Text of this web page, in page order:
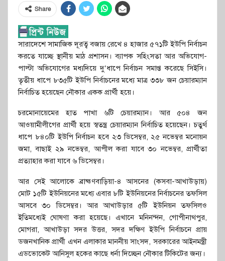
Share
সারাদেশে সামাজিক দূরত্ব বজায় রেখে ৪ হাজার ৫৭১টি ইউপি নির্বাচন
করতে যাচ্ছে স্থানীয় মাঠ প্রশাসন। ব্যাপক সহিংসতা আর অভিযোগ-
পাল্টা অভিযোগের মধ্যদিয়ে দু’ধাপে নির্বাচন সমাপ্ত করেছে সিইসি।
তৃতীয় ধাপে ৮৩৫টি ইউপি নির্বাচনের মধ্যে মাত্র ৩৩৮ জন চেয়ারম্যান
নির্বাচিত হয়েছেন নৌকার একক প্রার্থী হয়ে।
চরমোনায়েমের হাত পাখা ৬টি চেয়ারম্যান। আর ৫০৪ জন
আওয়ামীলীগের প্রার্থী হয়ে স্বতন্ত্র চেয়ারম্যান নির্বাচিত হয়েছেন। চতুর্থ
ধাপে ৮৪০টি ইউপি নির্বাচন হবে ২৩ ডিসেম্বর, ২৫ নভেম্বর মনোয়ন
জমা, বাছাই ২৯ নভেম্বর, আপীল করা যাবে ৩০ নভেম্বর, প্রার্থীতা
প্রত্যাহার করা যাবে ৬ ডিসেম্বর।
আর সেই আলোকে ব্রাহ্মণবাড়িয়া-৪ আসনের (কসবা-আখাউড়ায়)
মোট ১৫টি ইউনিয়নের মধ্যে এবার ৮টি ইউনিয়নের নির্বাচনের তফসিল
আসবে ৩০ ডিসেম্বর। আর আখাউড়ার ৫টি ইউনিয়ন তফসিলও
ইতিমধ্যেই ঘোষণা করা হয়েছে। এখানে মনিনন্দন, গোপীনাথপুর,
মোগরা, আখাউড়া সদর উত্তর, সদর দক্ষিণ ইউপি নির্বাচনে প্রায়
ডজনখানিক প্রার্থী এখন এলাকার মাননীয় সাংসদ, সরকারের আইনমন্ত্রী
এডভোকেট আনিসুল হকের কাছে ধর্না দিচ্ছেন নৌকার টিকিটের জন্য।